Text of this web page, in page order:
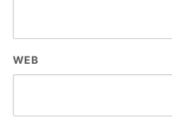
WEB